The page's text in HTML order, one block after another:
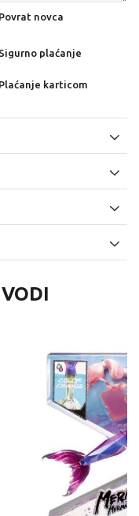
Povrat novca
Sigurno plaćanje
Plaćanje karticom